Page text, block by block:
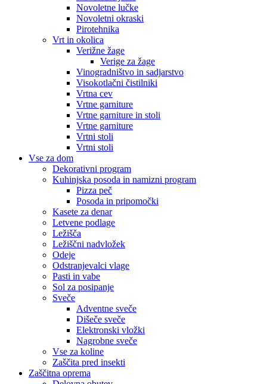
Novoletne lučke
Novoletni okraski
Pirotehnika
Vrt in okolica
Verižne žage
Verige za žage
Vinogradništvo in sadjarstvo
Visokotlačni čistilniki
Vrtna cev
Vrtne garniture
Vrtne garniture in stoli
Vrtne garniture
Vrtni stoli
Vrtni stoli
Vse za dom
Dekorativni program
Kuhinjska posoda in namizni program
Pizza peč
Posoda in pripomočki
Kasete za denar
Letvene podlage
Ležišča
Ležiščni nadvložek
Odeje
Odstranjevalci vlage
Pasti in vabe
Sol za posipanje
Sveče
Adventne sveče
Dišeče sveče
Elektronski vložki
Nagrobne sveče
Vse za koline
Zaščita pred insekti
Zaščitna oprema